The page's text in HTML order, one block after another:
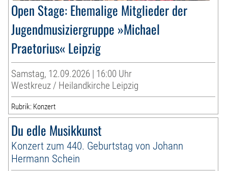
Open Stage: Ehemalige Mitglieder der
Jugendmusiziergruppe »Michael
Praetorius« Leipzig
Samstag, 12.09.2026 | 16:00 Uhr
Westkreuz / Heilandkirche Leipzig
Rubrik: Konzert
Du edle Musikkunst
Konzert zum 440. Geburtstag von Johann
Hermann Schein